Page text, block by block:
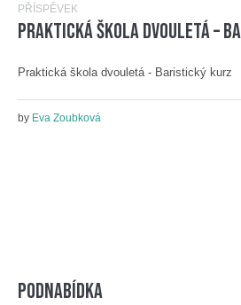
PŘÍSPĚVEK
Praktická škola dvouletá –
Praktická škola dvouletá - Baristický kurz
by Eva Zoubková
Podnabídka